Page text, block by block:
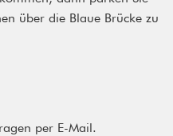
über die Blaue Brücke zu
per E-Mail.